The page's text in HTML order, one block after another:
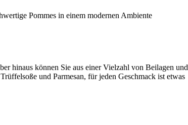
Pommes in einem modernen Ambiente
hinaus können Sie aus einer Vielzahl von Beilagen und
und Parmesan, für jeden Geschmack ist etwas